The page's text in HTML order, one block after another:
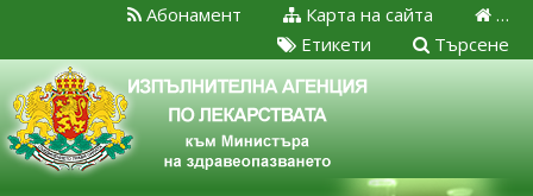
…
Карта на сайта
Абонамент
Търсене
Етикети